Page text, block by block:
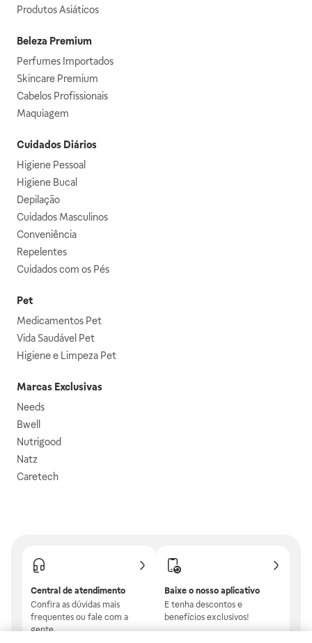
Produtos Asiáticos
Beleza Premium
Perfumes Importados
Skincare Premium
Cabelos Profissionais
Maquiagem
Cuidados Diários
Higiene Pessoal
Higiene Bucal
Depilação
Cuidados Masculinos
Conveniência
Repelentes
Cuidados com os Pés
Pet
Medicamentos Pet
Vida Saudável Pet
Higiene e Limpeza Pet
Marcas Exclusivas
Needs
Bwell
Nutrigood
Natz
Caretech
Central de atendimento
Confira as dúvidas mais
frequentes ou fale com a
gente.
Baixe o nosso aplicativo
E tenha descontos e
benefícios exclusivos!